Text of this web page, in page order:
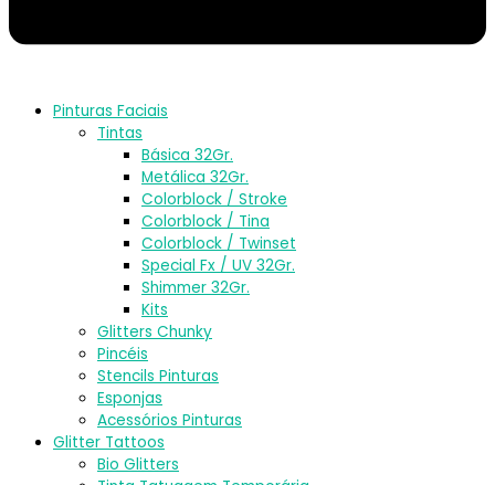
Pinturas Faciais
Tintas
Básica 32Gr.
Metálica 32Gr.
Colorblock / Stroke
Colorblock / Tina
Colorblock / Twinset
Special Fx / UV 32Gr.
Shimmer 32Gr.
Kits
Glitters Chunky
Pincéis
Stencils Pinturas
Esponjas
Acessórios Pinturas
Glitter Tattoos
Bio Glitters